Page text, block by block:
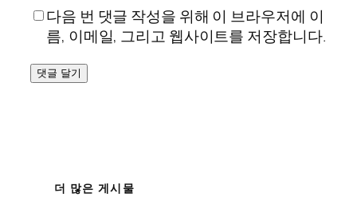
다음 번 댓글 작성을 위해 이 브라우저에 이
름, 이메일, 그리고 웹사이트를 저장합니다.
더 많은 게시물